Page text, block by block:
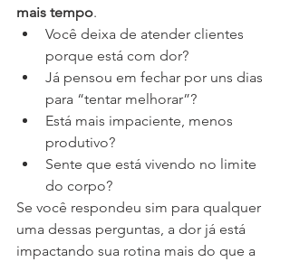
mais tempo.
Você deixa de atender clientes
porque está com dor?
Já pensou em fechar por uns dias
para “tentar melhorar”?
Está mais impaciente, menos
produtivo?
Sente que está vivendo no limite
do corpo?
Se você respondeu sim para qualquer
uma dessas perguntas, a dor já está
impactando sua rotina mais do que a